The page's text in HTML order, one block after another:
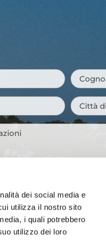
dei social media e
utilizza il nostro sito
i quali potrebbero
utilizzo dei loro
Città
di
alla newsletter e
eventi
ogni stagione.